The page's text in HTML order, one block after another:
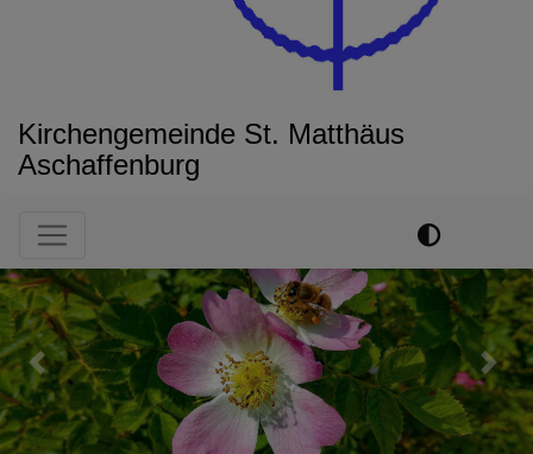
Kirchengemeinde St. Matthäus
Aschaffenburg
Hauptnavigation
Previous Next